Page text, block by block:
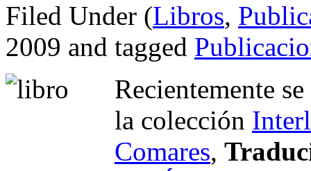
Filed Under (Libros,
2009 and tagged
Recientemente
la colección
Comares,